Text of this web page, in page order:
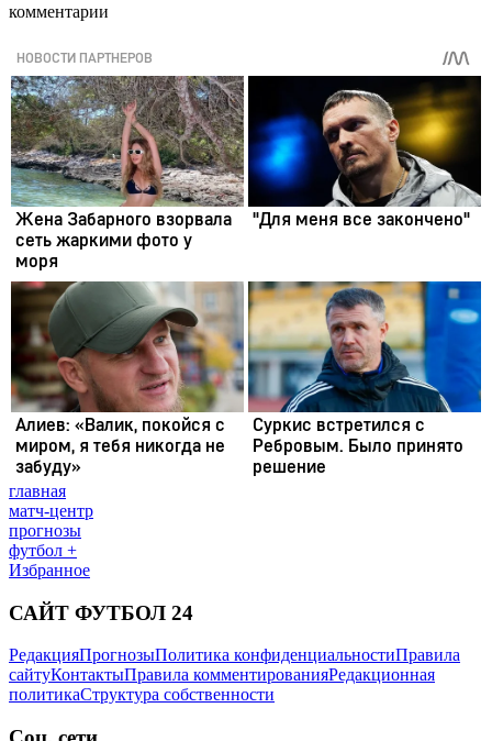
комментарии
главная
матч-центр
прогнозы
футбол +
Избранное
САЙТ ФУТБОЛ 24
РедакцияПрогнозыПолитика конфиденциальностиПравила
сайтуКонтактыПравила комментированияРедакционная
политикаСтруктура собственности